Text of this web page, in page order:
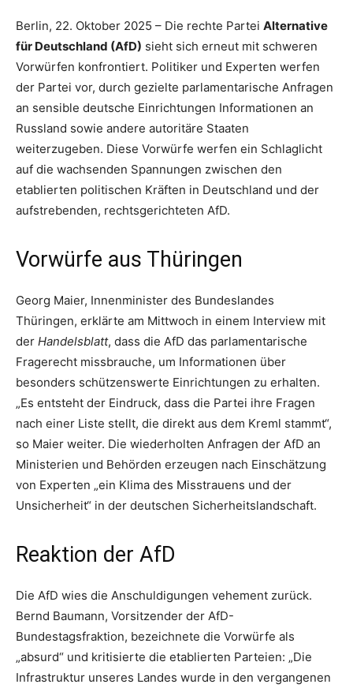
Berlin, 22. Oktober 2025 – Die rechte Partei Alternative
für Deutschland (AfD) sieht sich erneut mit schweren
Vorwürfen konfrontiert. Politiker und Experten werfen
der Partei vor, durch gezielte parlamentarische Anfragen
an sensible deutsche Einrichtungen Informationen an
Russland sowie andere autoritäre Staaten
weiterzugeben. Diese Vorwürfe werfen ein Schlaglicht
auf die wachsenden Spannungen zwischen den
etablierten politischen Kräften in Deutschland und der
aufstrebenden, rechtsgerichteten AfD.
Vorwürfe aus Thüringen
Georg Maier, Innenminister des Bundeslandes
Thüringen, erklärte am Mittwoch in einem Interview mit
der Handelsblatt, dass die AfD das parlamentarische
Fragerecht missbrauche, um Informationen über
besonders schützenswerte Einrichtungen zu erhalten.
„Es entsteht der Eindruck, dass die Partei ihre Fragen
nach einer Liste stellt, die direkt aus dem Kreml stammt“,
so Maier weiter. Die wiederholten Anfragen der AfD an
Ministerien und Behörden erzeugen nach Einschätzung
von Experten „ein Klima des Misstrauens und der
Unsicherheit“ in der deutschen Sicherheitslandschaft.
Reaktion der AfD
Die AfD wies die Anschuldigungen vehement zurück.
Bernd Baumann, Vorsitzender der AfD-
Bundestagsfraktion, bezeichnete die Vorwürfe als
„absurd“ und kritisierte die etablierten Parteien: „Die
Infrastruktur unseres Landes wurde in den vergangenen